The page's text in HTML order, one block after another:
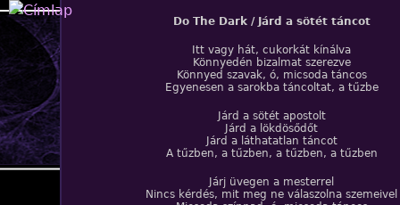
Jump to navigation
Do The Dark / Járd a sötét táncot
Itt vagy hát, cukorkát kínálva
Könnyedén bizalmat szerezve
Könnyed szavak, ó, micsoda táncos
Egyenesen a sarokba táncoltat, a tűzbe
Járd a sötét apostolt
Járd a lökdösődőt
Járd a láthatatlan táncot
A tűzben, a tűzben, a tűzben, a tűzben
Járj üvegen a mesterrel
Nincs kérdés, mit meg ne válaszolna szemeivel